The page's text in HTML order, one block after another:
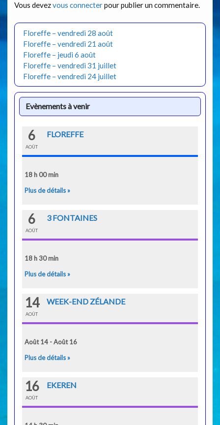
Vous devezvous connecterpour publier un commentaire.
Floreffe – vendredi 28 août
Floreffe – vendredi 21 août
Floreffe – jeudi 6 août
Floreffe – vendredi 31 juillet
Floreffe – vendredi 24 juillet
Evènements à venir
6
AOÛT
FLOREFFE
18 h 00 min
Plus de détails »
6
AOÛT
3 FONTAINES
18 h 30 min
Plus de détails »
14
AOÛT
WEEK-END ZÉLANDE
Août 14 - Août 16
Plus de détails »
16
AOÛT
EKEREN